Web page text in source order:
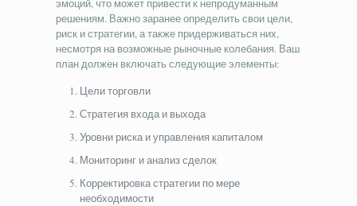
эмоций, что может привести к непродуманным
решениям. Важно заранее определить свои цели,
риск и стратегии, а также придерживаться них,
несмотря на возможные рыночные колебания. Ваш
план должен включать следующие элементы:
Цели торговли
Стратегия входа и выхода
Уровни риска и управления капиталом
Мониторинг и анализ сделок
Корректировка стратегии по мере
необходимости